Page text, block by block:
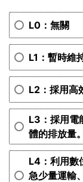
L0：無關
L1：暫時維
L2：採用高
L3：採用電
體的排放量。
L4：利用數
急少量運輸